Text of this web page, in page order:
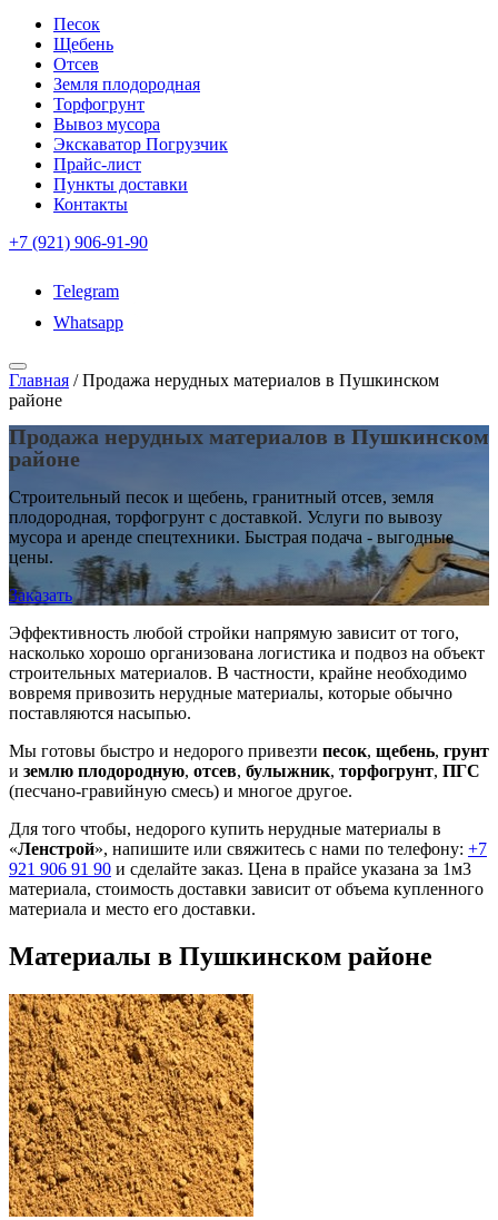
Песок
Щебень
Отсев
Земля плодородная
Торфогрунт
Вывоз мусора
Экскаватор Погрузчик
Прайс-лист
Пункты доставки
Контакты
+7 (921) 906-91-90
Telegram
Whatsapp
Главная /Продажа нерудных материалов в Пушкинском
районе
Продажа нерудных материалов в Пушкинском
районе
Строительный песок и щебень, гранитный отсев, земля
плодородная, торфогрунт с доставкой. Услуги по вывозу
мусора и аренде спецтехники. Быстрая подача - выгодные
цены.
Заказать
Эффективность любой стройки напрямую зависит от того,
насколько хорошо организована логистика и подвоз на объект
строительных материалов. В частности, крайне необходимо
вовремя привозить нерудные материалы, которые обычно
поставляются насыпью.
Мы готовы быстро и недорого привезти песок, щебень, грунт
и землю плодородную, отсев, булыжник, торфогрунт, ПГС
(песчано-гравийную смесь) и многое другое.
Для того чтобы, недорого купить нерудные материалы в
«Ленстрой», напишите или свяжитесь с нами по телефону: +7
921 906 91 90 и сделайте заказ. Цена в прайсе указана за 1м3
материала, стоимость доставки зависит от объема купленного
материала и место его доставки.
Материалы в Пушкинском районе